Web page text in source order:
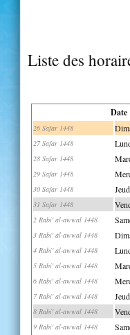
Liste des
Date
26 Safar 1448
27 Safar 1448
28 Safar 1448
29 Safar 1448
30 Safar 1448
31 Safar 1448
2 Rabi' al-awwal 1448
3 Rabi' al-awwal 1448
4 Rabi' al-awwal 1448
5 Rabi' al-awwal 1448
6 Rabi' al-awwal 1448
7 Rabi' al-awwal 1448
8 Rabi' al-awwal 1448
9 Rabi' al-awwal 1448